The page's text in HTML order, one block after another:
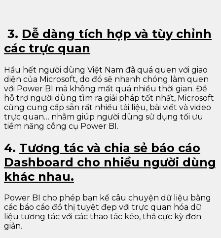
3. Dễ dàng tích hợp và tùy chỉnh
các trực quan
Hầu hết người dùng Việt Nam đã quá quen với giao
diện của Microsoft, do đó sẽ nhanh chóng làm quen
với Power BI mà không mất quá nhiều thời gian. Để
hỗ trợ người dùng tìm ra giải pháp tốt nhất, Microsoft
cũng cung cấp sẵn rất nhiều tài liệu, bài viết và video
trực quan… nhằm giúp người dùng sử dụng tối ưu
tiềm năng công cụ Power BI.
4. Tương tác và chia sẻ báo cáo
Dashboard cho nhiều người dùng
khác nhau.
Power BI cho phép bạn kể câu chuyện dữ liệu bằng
các báo cáo đồ thị tuyệt đẹp với trực quan hóa dữ
liệu tương tác với các thao tác kéo, thả cực kỳ đơn
giản.